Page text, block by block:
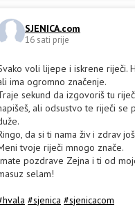
SJENICA.com
16 sati prije
voli lijepe i iskrene riječi.
ima ogromno značenje.
sekund da izgovoriš tu
ali odsustvo te riječi se
da si ti nama živ i zdrav
tvoje riječi mnogo znače.
pozdrave Zejna i ti od
selam!
#sjenica #sjenicacom